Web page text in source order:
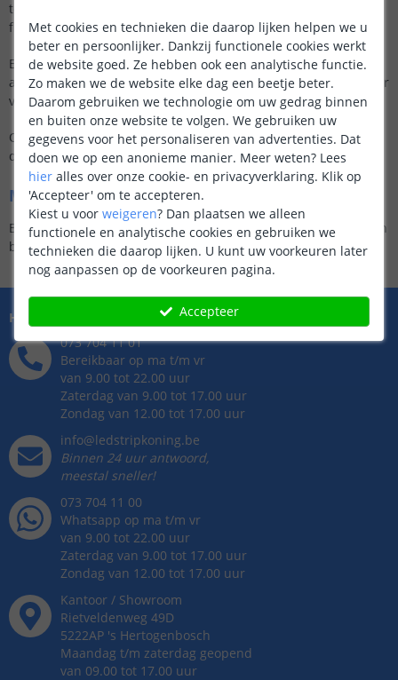
toepassingen zoals accenten onder het blad, langs een
flessenrek of in een nis achter de bar.
Elke set iscompleet : met ledstrip, voeding, bediening en
aansluitmateriaal. U kiest zelf de gewenste lichtkleur en manier
van bedienen.
Of u nu gaat voor warm wit licht of kleurrijke RGB-verlichting,
de installatie is eenvoudig en het resultaat direct sfeervol.
Meer inspiratie nodig?
Bekijk onzeinspiratiepagina’s voorideeën en toepassingen
van
barverlichting met ledstrips.
Hulp nodig?
073 704 11 01
Bereikbaar op ma t/m vr
van 9.00 tot 22.00 uur
Zaterdag van 9.00 tot 17.00 uur
Zondag van 12.00 tot 17.00 uur
info@ledstripkoning.be
Binnen 24 uur antwoord,
meestal sneller!
073 704 11 00
Whatsapp op ma t/m vr
van 9.00 tot 22.00 uur
Zaterdag van 9.00 tot 17.00 uur
Zondag van 12.00 tot 17.00 uur
Kantoor / Showroom
Rietveldenweg 49D
5222AP 's Hertogenbosch
Maandag t/m zaterdag geopend
van 09.00 tot 17.00 uur
Met cookies en technieken die daarop lijken helpen we u
beter en persoonlijker. Dankzij functionele cookies werkt
de website goed. Ze hebben ook een analytische functie.
Zo maken we de website elke dag een beetje beter.
Daarom gebruiken we technologie om uw gedrag binnen
en buiten onze website te volgen. We gebruiken uw
gegevens voor het personaliseren van advertenties. Dat
doen we op een anonieme manier. Meer weten? Lees
hier alles over onze cookie- en privacyverklaring. Klik op
'Accepteer' om te accepteren.
Kiest u voor weigeren? Dan plaatsen we alleen
functionele en analytische cookies en gebruiken we
technieken die daarop lijken. U kunt uw voorkeuren later
nog aanpassen op de voorkeuren pagina.
Accepteer